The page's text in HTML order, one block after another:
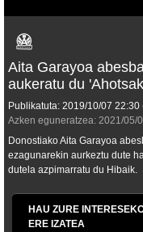
Aita Garayoa
aukeratu du
Publikatuta: 2019/10/07 22:30
Azken eguneratzea: 2021/05/
Donostiako Aita Garayoa
ezagunarekin aurkeztu dute
dutela azpimarratu du Hibaik.
HAU ZURE
ERE IZATEA